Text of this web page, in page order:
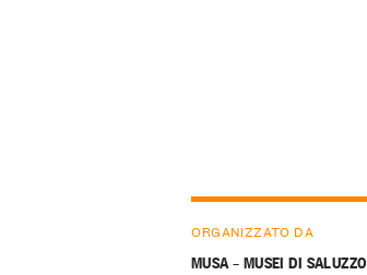
ORGANIZZATO DA
MUSA – MUSEI DI SALUZZO